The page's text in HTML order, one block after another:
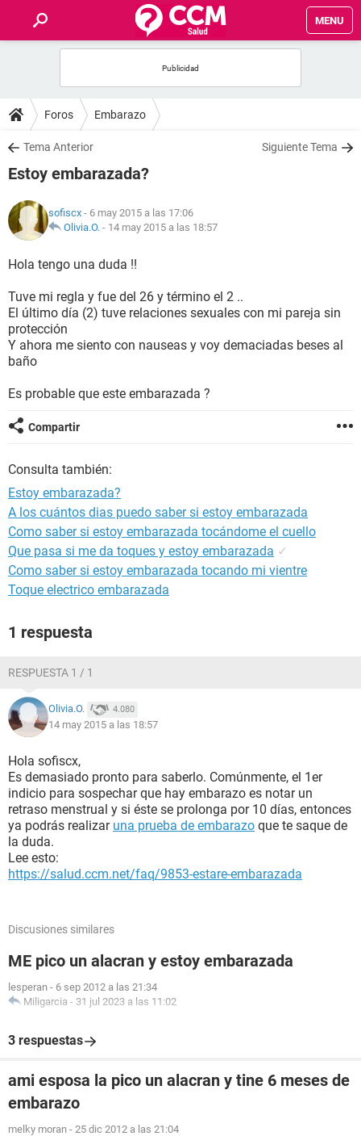
MENU
FOROS
SALUD
FAMILIA
NUTRICIÓN
BIENESTAR
SEXUALIDAD
GLOSARIO
Foros Embarazo
Tema Anterior Siguiente Tema
Estoy embarazada?
sofiscx - 6 may 2015 a las 17:06
Olivia.O. - 14 may 2015 a las 18:57
Hola tengo una duda !!
Tuve mi regla y fue del 26 y término el 2 ..
El último día (2) tuve relaciones sexuales con mi pareja sin
protección
Y ahora me siento con nauseas y voy demaciadas beses al
baño
Es probable que este embarazada ?
Compartir
Consulta también:
Estoy embarazada?
A los cuántos dias puedo saber si estoy embarazada
Como saber si estoy embarazada tocándome el cuello
Que pasa si me da toques y estoy embarazada ✓
Como saber si estoy embarazada tocando mi vientre
Toque electrico embarazada
1 respuesta
RESPUESTA 1 / 1
Olivia.O. 4.080
14 may 2015 a las 18:57
Hola sofiscx,
Es demasiado pronto para saberlo. Comúnmente, el 1er
indicio para sospechar que hay embarazo es notar un
retraso menstrual y si éste se prolonga por 10 días, entonces
ya podrás realizar una prueba de embarazo que te saque de
la duda.
Lee esto:
https://salud.ccm.net/faq/9853-estare-embarazada
Discusiones similares
ME pico un alacran y estoy embarazada
lesperan - 6 sep 2012 a las 21:34
Miligarcia - 31 jul 2023 a las 11:02
3 respuestas
ami esposa la pico un alacran y tine 6 meses de
embarazo
melky moran - 25 dic 2012 a las 21:04